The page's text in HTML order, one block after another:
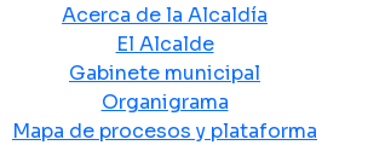
Acerca de la Alcaldía
El Alcalde
Gabinete municipal
Organigrama
Mapa de procesos y plataforma